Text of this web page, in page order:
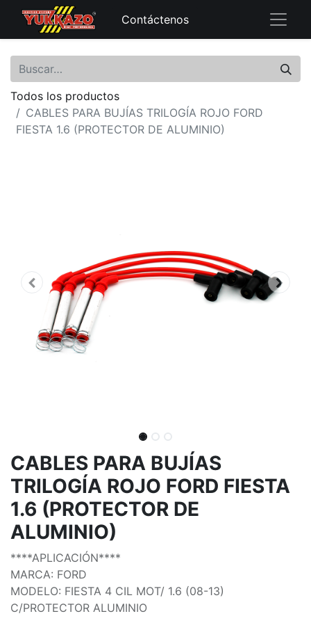
Contáctenos
Todos los productos
CABLES PARA BUJÍAS TRILOGÍA ROJO FORD
FIESTA 1.6 (PROTECTOR DE ALUMINIO)
CABLES PARA BUJÍAS
TRILOGÍA ROJO FORD FIESTA
1.6 (PROTECTOR DE
ALUMINIO)
****APLICACIÓN****
MARCA: FORD
MODELO: FIESTA 4 CIL MOT/ 1.6 (08-13)
C/PROTECTOR ALUMINIO